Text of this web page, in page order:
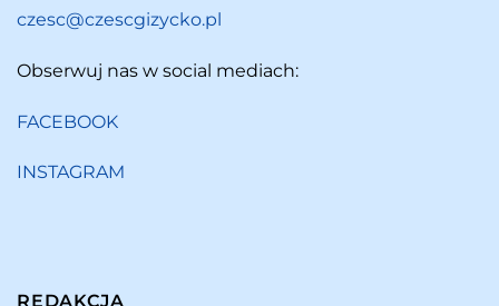
czesc@czescgizycko.pl
Obserwuj nas w social mediach:
FACEBOOK
INSTAGRAM
REDAKCJA